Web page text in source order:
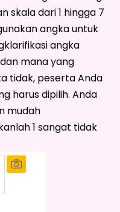
skala dari 1 hingga 7
angka untuk
angka
mana yang
tidak, peserta Anda
harus dipilih. Anda
mudah
1 sangat tidak